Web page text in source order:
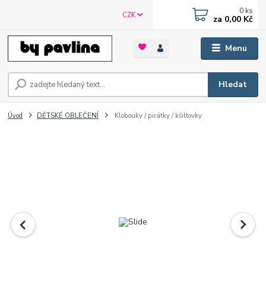
Menu
CZK
Hledat
0 ks
za 0,00 Kč
Úvod DĚTSKÉ OBLEČENÍ Klobouky / pirátky / kšiltovky